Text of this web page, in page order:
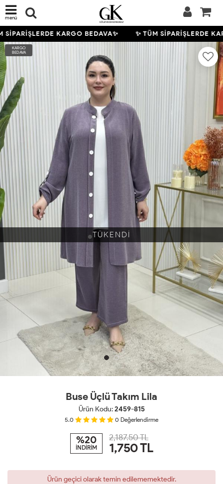
menü
KARGO BEDAVA✨ ✨ TÜM SİPARİŞLERDE
TÜKENDİ
KARGO
BEDAVA
Buse Üçlü Takım Lila
Ürün Kodu:2459-815
5.0 0 Değerlendirme
%20
İNDİRİM
2,187.50 TL
1,750TL
Ürün geçici olarak temin edilememektedir.